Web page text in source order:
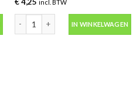
€4,25 incl. BTW
IN WINKELWAGEN